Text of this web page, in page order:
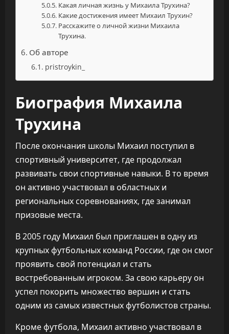
Какая личная жизнь у Михаила Трухина?
Какие достижения имеет Михаил Трухин?
Расскажите о личной жизни Михаила
Трухина.
Об авторе
pristroykin_
Биография Михаила
Трухина
После окончания школы Михаил поступил в
спортивный университет, где продолжал
развивать свои спортивные навыки. В то время
он активно участвовал в областных и
региональных соревнованиях, где занимал
призовые места.
В 2005 году Михаил был приглашен в одну из
крупных футбольных команд России, где он смог
проявить свой потенциал и стать
востребованным игроком. За свою карьеру он
успел покорить множество вершин и стать
одним из самых известных футболистов страны.
Кроме футбола, Михаил активно участвовал в